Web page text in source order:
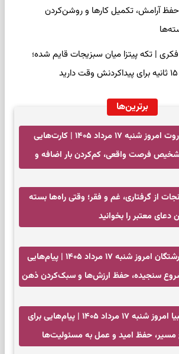
حفظ آرامش، تکمیل کارها و روشن‌کردن
| تکه پیتزا میان سبزیجات قایم شده؛
برترین‌ها
فال تاروت امروز شنبه ۱۷ مرداد ۱۴۰۵ | کارت‌هایی
فرصت واقعی، کم‌کردن بار اضافه و
از گرفتاری، غم و فقر؛ وقتی راه‌ها بسته
دعای معتبر را بخوانید
فال فرشتگان امروز شنبه ۱۷ مرداد ۱۴۰۵ | پیام‌هایی
سنجیده، حفظ ارزش‌ها و سبک‌کردن ذهن
فال انبیا امروز شنبه ۱۷ مرداد ۱۴۰۵ | پیام‌هایی برای
مسیر، حفظ امید و عمل به مسئولیت‌ها